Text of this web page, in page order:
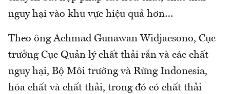
nguy hại vào khu vực hiệu quả hơn…
Theo ông Achmad Gunawan Widjacsono, Cục
trưởng Cục Quản lý chất thải rắn và các chất
nguy hại, Bộ Môi trường và Rừng Indonesia,
hóa chất và chất thải, trong đó có chất thải